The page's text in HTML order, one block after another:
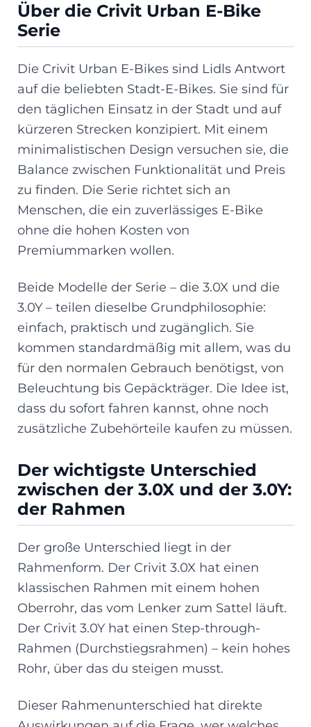
Über die Crivit Urban E-Bike
Serie
Die Crivit Urban E-Bikes sind Lidls Antwort
auf die beliebten Stadt-E-Bikes. Sie sind für
den täglichen Einsatz in der Stadt und auf
kürzeren Strecken konzipiert. Mit einem
minimalistischen Design versuchen sie, die
Balance zwischen Funktionalität und Preis
zu finden. Die Serie richtet sich an
Menschen, die ein zuverlässiges E-Bike
ohne die hohen Kosten von
Premiummarken wollen.
Beide Modelle der Serie – die 3.0X und die
3.0Y – teilen dieselbe Grundphilosophie:
einfach, praktisch und zugänglich. Sie
kommen standardmäßig mit allem, was du
für den normalen Gebrauch benötigst, von
Beleuchtung bis Gepäckträger. Die Idee ist,
dass du sofort fahren kannst, ohne noch
zusätzliche Zubehörteile kaufen zu müssen.
Der wichtigste Unterschied
zwischen der 3.0X und der 3.0Y:
der Rahmen
Der große Unterschied liegt in der
Rahmenform. Der Crivit 3.0X hat einen
klassischen Rahmen mit einem hohen
Oberrohr, das vom Lenker zum Sattel läuft.
Der Crivit 3.0Y hat einen Step-through-
Rahmen (Durchstiegsrahmen) – kein hohes
Rohr, über das du steigen musst.
Dieser Rahmenunterschied hat direkte